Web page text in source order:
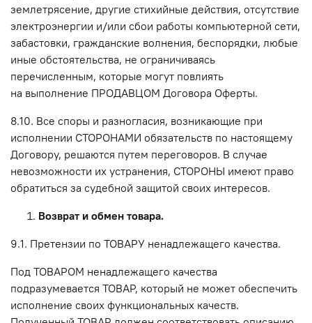
землетрясение, другие стихийные действия, отсутствие
электроэнергии и/или сбои работы компьютерной сети,
забастовки, гражданские волнения, беспорядки, любые
иные обстоятельства, не ограничиваясь
перечисленным, которые могут повлиять
на выполнение ПРОДАВЦОМ Договора Оферты.
8.10. Все споры и разногласия, возникающие при
исполнении СТОРОНАМИ обязательств по настоящему
Договору, решаются путем переговоров. В случае
невозможности их устранения, СТОРОНЫ имеют право
обратиться за судебной защитой своих интересов.
Возврат и обмен товара.
9.1. Претензии по ТОВАРУ ненадлежащего качества.
Под ТОВАРОМ ненадлежащего качества
подразумевается ТОВАР, который не может обеспечить
исполнение своих функциональных качеств.